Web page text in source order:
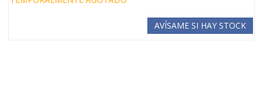
AVÍSAME SI HAY STOCK